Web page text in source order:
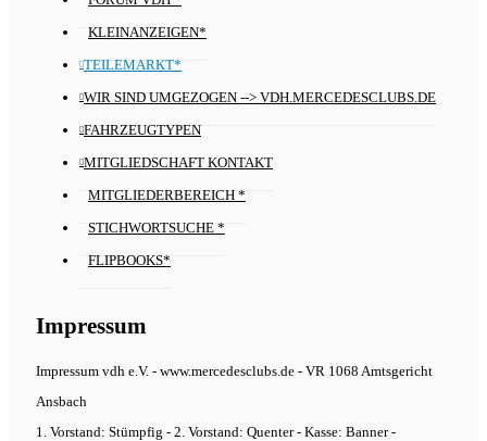
KLEINANZEIGEN*
TEILEMARKT*
WIR SIND UMGEZOGEN --> VDH.MERCEDESCLUBS.DE
FAHRZEUGTYPEN
MITGLIEDSCHAFT KONTAKT
MITGLIEDERBEREICH *
STICHWORTSUCHE *
FLIPBOOKS*
Impressum
Impressum vdh e.V. - www.mercedesclubs.de - VR 1068 Amtsgericht
Ansbach
1. Vorstand: Stümpfig - 2. Vorstand: Quenter - Kasse: Banner -